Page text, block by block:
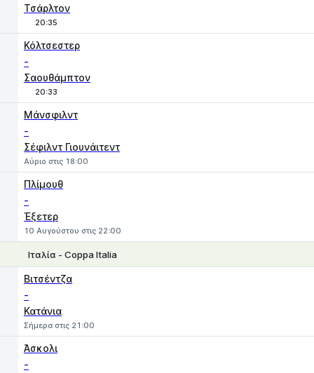
Τσάρλτον
20:35
Κόλτσεστερ
-
Σαουθάμπτον
20:33
Μάνσφιλντ
-
Σέφιλντ Γιουνάιτεντ
Αύριο στις 18:00
Πλίμουθ
-
Έξετερ
10 Αυγούστου στις 22:00
Ιταλία - Coppa Italia
Βιτσέντζα
-
Κατάνια
Σήμερα στις 21:00
Άσκολι
-